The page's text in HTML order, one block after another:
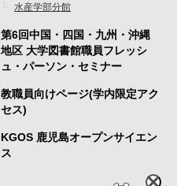
タ
ー
メ
ニ
ュ
ー
水産学部分館
第6回中国・四国・九州・沖縄
地区 大学図書館職員フレッシ
ュ・パーソン・セミナー
教職員向けページ(学内限定アク
セス)
KGOS 鹿児島オープンサイエン
ス